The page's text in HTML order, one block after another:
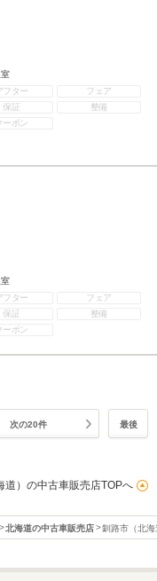
フター
フェア
保証
整備
ーポン
フター
フェア
保証
整備
ーポン
次の20件 最後
道）の中古車販売店TOPへ
北海道の中古車販売店 釧路市（北